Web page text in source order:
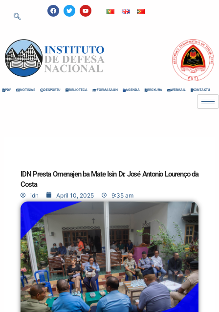
F
a
c
k
T
w
i
Y
o
u
PDF NOTISIAS DESPORTU BIBLIOTECA FORMASAUN AGENDA BROXURA WEBMAIL KONTAKTU
IDN Presta Omenajen ba Mate Isin Dr. José Antonio Lourenço da
Costa
idn April 10, 2025 9:35 am